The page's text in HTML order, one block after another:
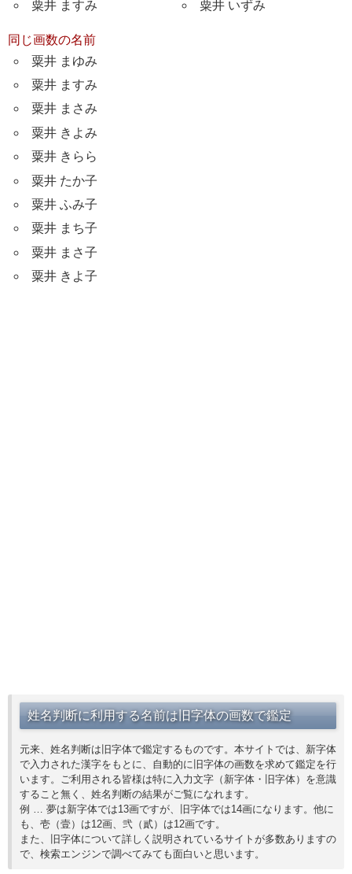
粟井 ますみ 粟井 いずみ
同じ画数の名前
粟井 まゆみ
粟井 ますみ
粟井 まさみ
粟井 きよみ
粟井 きらら
粟井 たか子
粟井 ふみ子
粟井 まち子
粟井 まさ子
粟井 きよ子
姓名判断に利用する名前は旧字体の画数で鑑定
元来、姓名判断は旧字体で鑑定するものです。本サイトでは、新字体
で入力された漢字をもとに、自動的に旧字体の画数を求めて鑑定を行
います。ご利用される皆様は特に入力文字（新字体・旧字体）を意識
すること無く、姓名判断の結果がご覧になれます。
例 … 夢は新字体では13画ですが、旧字体では14画になります。他に
も、壱（壹）は12画、弐（貳）は12画です。
また、旧字体について詳しく説明されているサイトが多数ありますの
で、検索エンジンで調べてみても面白いと思います。